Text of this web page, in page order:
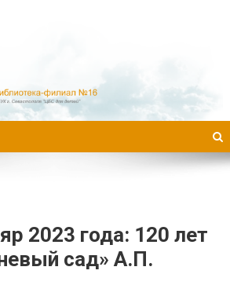
2023 года: 120 лет
сад» А.П.